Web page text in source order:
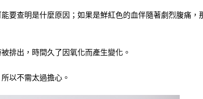
要查明是什麼原因；如果是鮮紅色的血伴隨著劇烈腹痛，
排出，時間久了因氧化而產生變化。
以不需太過擔心。